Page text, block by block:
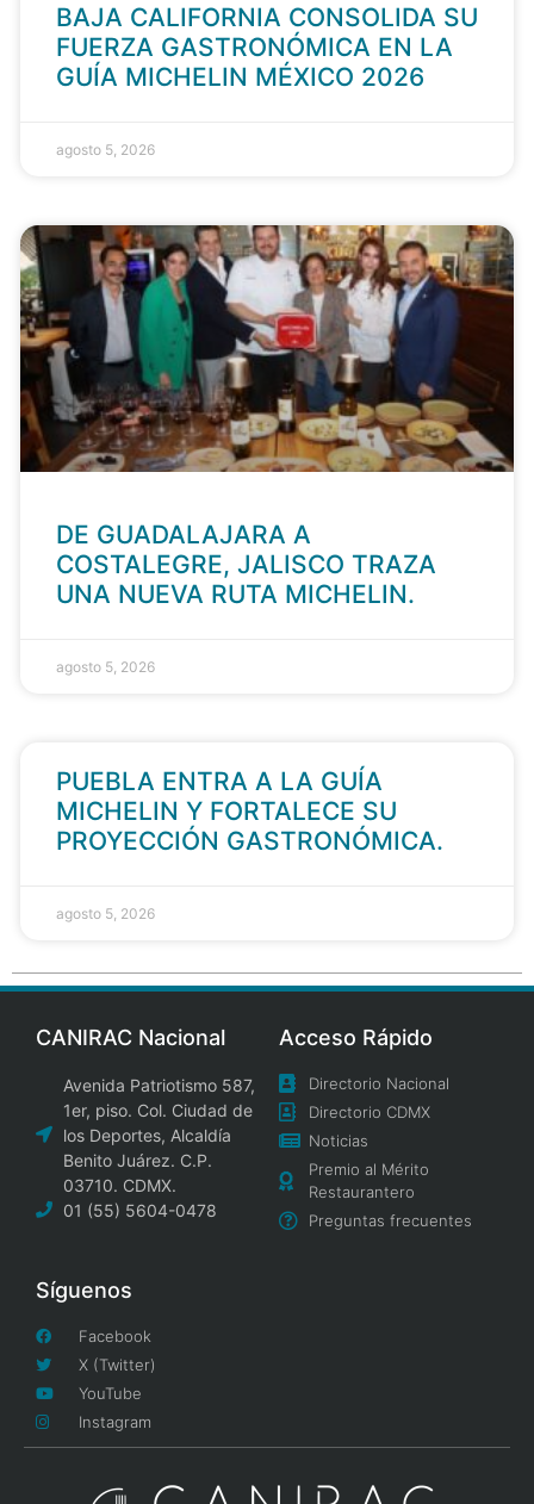
BAJA CALIFORNIA CONSOLIDA SU
FUERZA GASTRONÓMICA EN LA
GUÍA MICHELIN MÉXICO 2026
agosto 5, 2026
DE GUADALAJARA A
COSTALEGRE, JALISCO TRAZA
UNA NUEVA RUTA MICHELIN.
agosto 5, 2026
PUEBLA ENTRA A LA GUÍA
MICHELIN Y FORTALECE SU
PROYECCIÓN GASTRONÓMICA.
agosto 5, 2026
CANIRAC Nacional
Avenida Patriotismo 587,
1er, piso. Col. Ciudad de
los Deportes, Alcaldía
Benito Juárez. C.P.
03710. CDMX.
01 (55) 5604-0478
Acceso Rápido
Directorio Nacional
Directorio CDMX
Noticias
Premio al Mérito
Restaurantero
Preguntas frecuentes
Síguenos
Facebook
X (Twitter)
YouTube
Instagram